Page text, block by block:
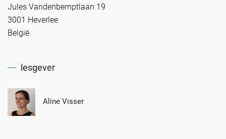
Jules Vandenbemptlaan 19
3001 Heverlee
België
lesgever
Aline Visser